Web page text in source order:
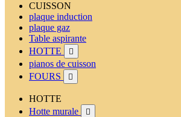
CUISSON
plaque induction
plaque gaz
Table aspirante
HOTTE

pianos de cuisson
FOURS

HOTTE
Hotte murale
